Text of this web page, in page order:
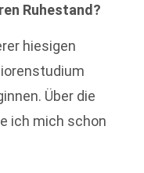
Ruhestand?
hiesigen
Über die
ich mich schon